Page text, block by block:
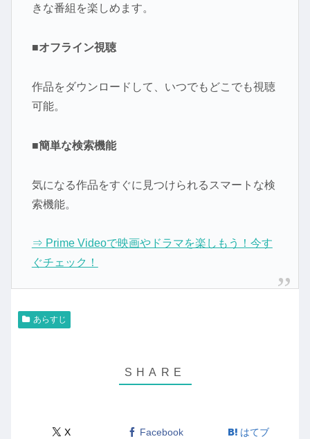
きな番組を楽しめます。
■オフライン視聴
作品をダウンロードして、いつでもどこでも視聴
可能。
■簡単な検索機能
気になる作品をすぐに見つけられるスマートな検
索機能。
⇒ Prime Videoで映画やドラマを楽しもう！今す
ぐチェック！
あらすじ
X Facebook はてブ